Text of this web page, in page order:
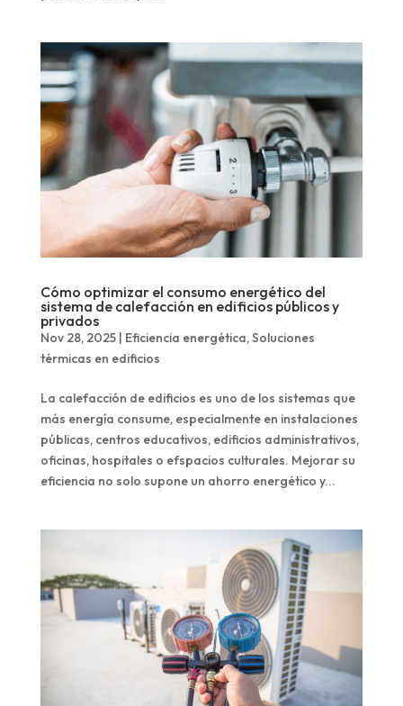
Cómo optimizar el consumo energético del
sistema de calefacción en edificios públicos y
privados
Nov 28, 2025| Eficiencia energética,Soluciones
térmicas en edificios
La calefacción de edificios es uno de los sistemas que
más energía consume, especialmente en instalaciones
públicas, centros educativos, edificios administrativos,
oficinas, hospitales o efspacios culturales. Mejorar su
eficiencia no solo supone un ahorro energético y...